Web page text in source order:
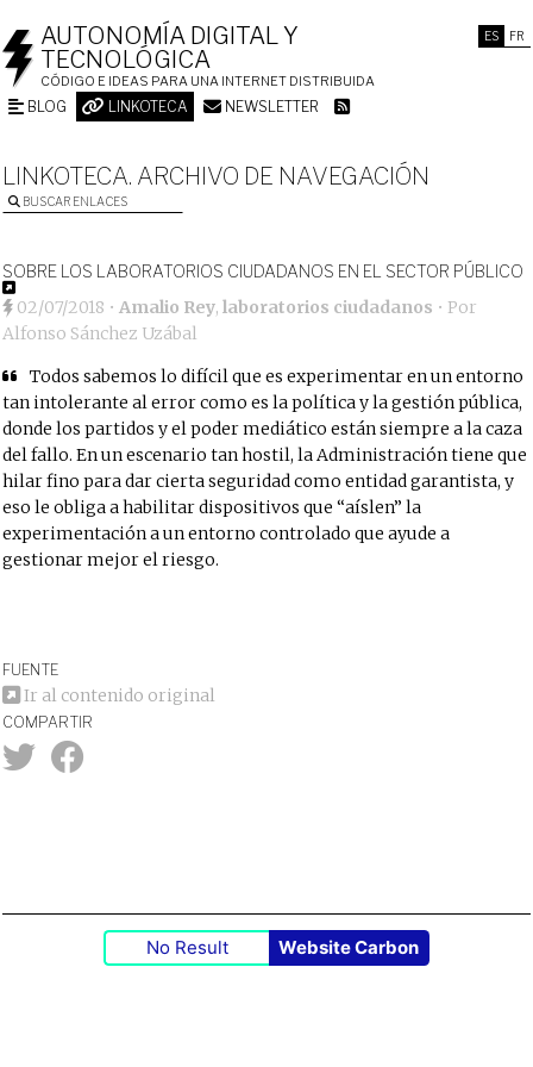
ES FR
AUTONOMÍA DIGITAL Y
TECNOLÓGICA
CÓDIGO E IDEAS PARA UNA INTERNET DISTRIBUIDA
BLOG LINKOTECA NEWSLETTER
LINKOTECA. ARCHIVO DE NAVEGACIÓN
BUSCAR ENLACES
SOBRE LOS LABORATORIOS CIUDADANOS EN EL SECTOR PÚBLICO
02/07/2018 •Amalio Rey,laboratorios ciudadanos • Por
Alfonso Sánchez Uzábal
Todos sabemos lo difícil que es experimentar en un entorno
tan intolerante al error como es la política y la gestión pública,
donde los partidos y el poder mediático están siempre a la caza
del fallo. En un escenario tan hostil, la Administración tiene que
hilar fino para dar cierta seguridad como entidad garantista, y
eso le obliga a habilitar dispositivos que “aíslen” la
experimentación a un entorno controlado que ayude a
gestionar mejor el riesgo.
FUENTE
Ir al contenido original
COMPARTIR
No Result Website Carbon